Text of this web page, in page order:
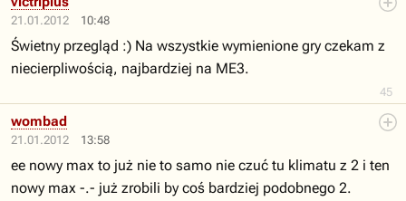
21.01.2012 10:48
45
Świetny przegląd :) Na wszystkie wymienione gry czekam z
niecierpliwością, najbardziej na ME3.
21.01.2012 13:58
wombad
ee nowy max to już nie to samo nie czuć tu klimatu z 2 i ten
nowy max -.- już zrobili by coś bardziej podobnego 2.